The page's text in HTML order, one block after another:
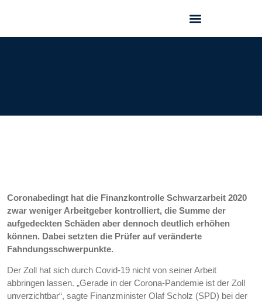
Coronabedingt hat die Finanzkontrolle Schwarzarbeit 2020
zwar weniger Arbeitgeber kontrolliert, die Summe der
aufgedeckten Schäden aber dennoch deutlich erhöhen
können. Dabei setzten die Prüfer auf veränderte
Fahndungsschwerpunkte.
Der Zoll hat sich durch Covid-19 nicht von seiner Arbeit
abbringen lassen. „Gerade in der Corona-Pandemie ist der Zoll
unverzichtbar“, sagte Finanzminister Olaf Scholz (SPD) bei der